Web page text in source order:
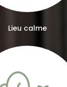
Lieu calme